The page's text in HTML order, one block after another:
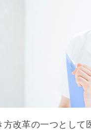
方改革の一つとし